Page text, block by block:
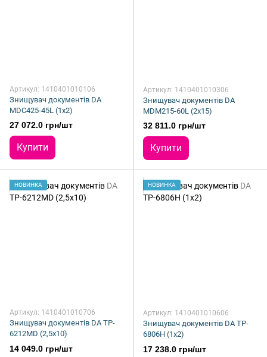
Артикул: 1410401010106
Знищувач документів DA
MDC425-45L (1х2)
27 072.0 грн/шт
Купити
Артикул: 1410401010306
Знищувач документів DA
MDM215-60L (2х15)
32 811.0 грн/шт
Купити
НОВИНКА
Артикул: 1410401010706
Знищувач документів DA TP-
6212MD (2,5х10)
14 049.0 грн/шт
НОВИНКА
Артикул: 1410401010606
Знищувач документів DA TP-
6806H (1х2)
17 238.0 грн/шт